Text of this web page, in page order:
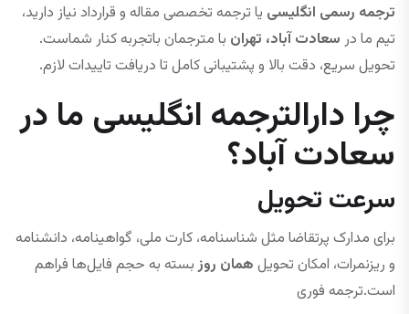
ترجمه رسمی انگلیسی یا ترجمه تخصصی مقاله و قرارداد نیاز دارید،
تیم ما در سعادت‌ آباد، تهران با مترجمان باتجربه کنار شماست.
تحویل سریع، دقت بالا و پشتیبانی کامل تا دریافت تاییدات لازم.
چرا دارالترجمه انگلیسی ما در
سعادت‌ آباد؟
سرعت تحویل
برای مدارک پرتقاضا مثل شناسنامه، کارت ملی، گواهینامه، دانشنامه
و ریزنمرات، امکان تحویل همان روزبسته به حجم فایل‌ها فراهم
است.ترجمه فوری